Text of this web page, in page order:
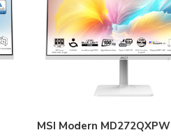
MSI Modern MD272QXPW